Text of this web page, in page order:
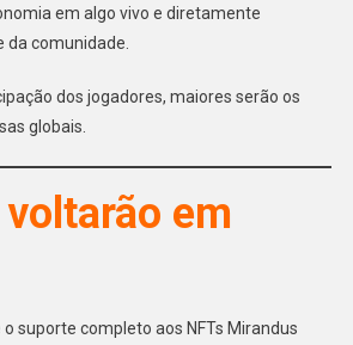
em algo vivo e diretamente
comunidade.
dos jogadores, maiores serão os
globais.
voltarão em
suporte completo aos NFTs Mirandus